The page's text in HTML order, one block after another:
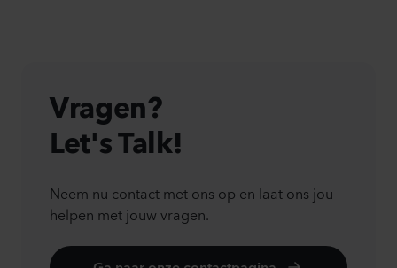
Vragen?
Let's Talk!
Neem nu contact met ons op en laat ons jou
helpen met jouw vragen.